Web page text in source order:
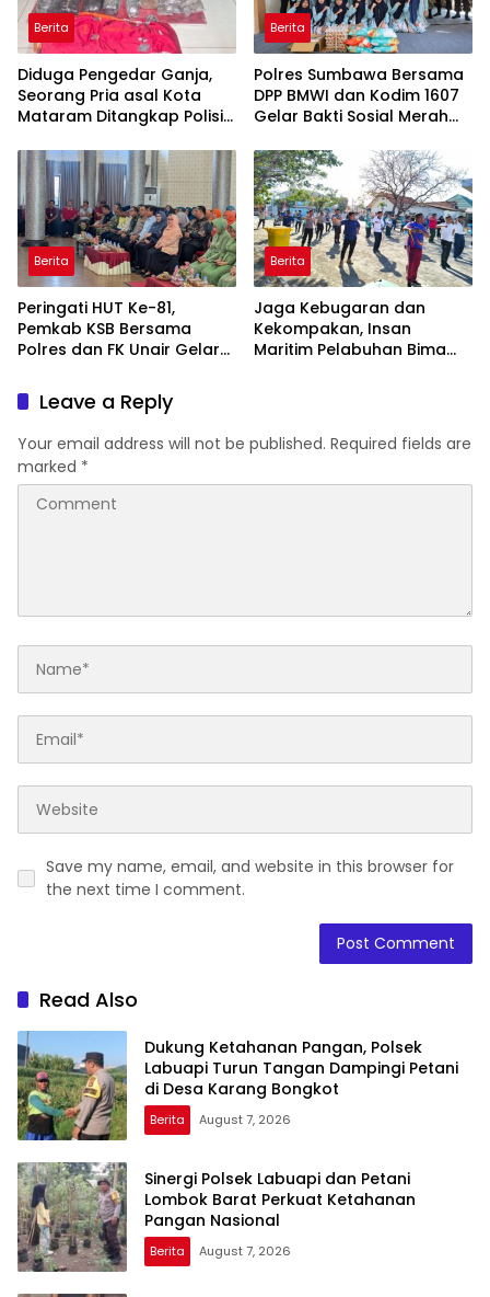
Berita
Diduga Pengedar Ganja,
Seorang Pria asal Kota
Mataram Ditangkap Polisi
Berita
Polres Sumbawa Bersama
DPP BMWI dan Kodim 1607
Gelar Bakti Sosial Merah
Hidayatullah
Berita
Peringati HUT Ke-81,
Pemkab KSB Bersama
Polres dan FK Unair Gelar
Hari Pertama Kehidupan”
Berita
Jaga Kebugaran dan
Kekompakan, Insan
Maritim Pelabuhan Bima
Leave a Reply
Your email address will not be published. Required fields are
marked *
Save my name, email, and website in this browser for
the next time I comment.
Read Also
Dukung Ketahanan Pangan, Polsek
Labuapi Turun Tangan Dampingi Petani
di Desa Karang Bongkot
Berita August 7, 2026
Sinergi Polsek Labuapi dan Petani
Lombok Barat Perkuat Ketahanan
Pangan Nasional
Berita August 7, 2026